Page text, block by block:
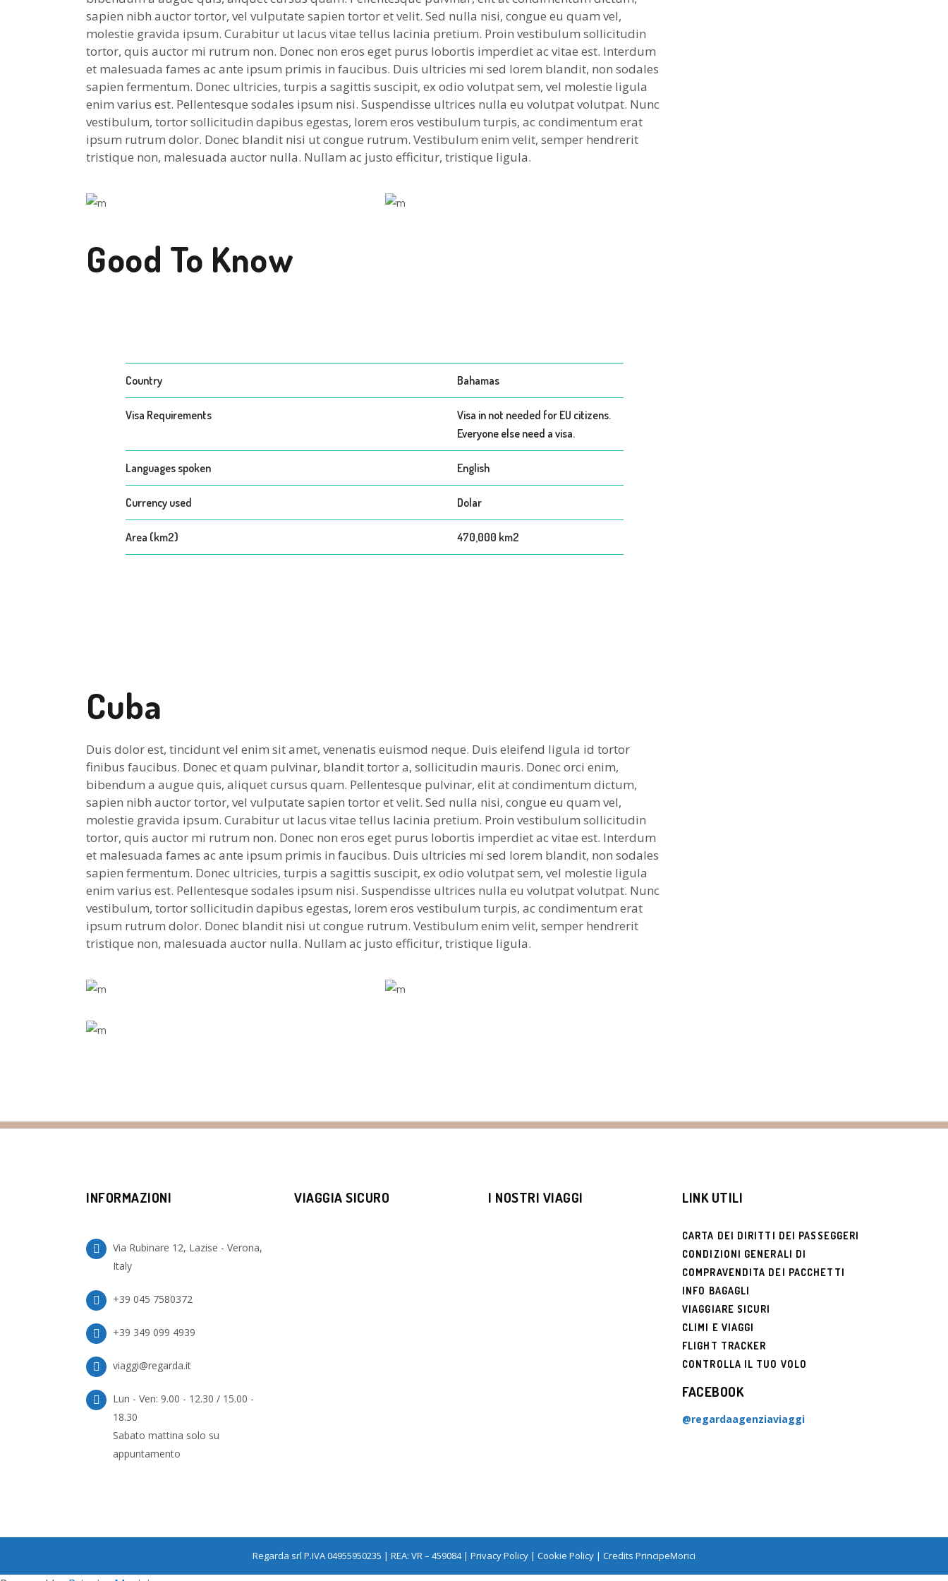
sapien nibh auctor tortor, vel vulputate sapien tortor et velit. Sed nulla nisi, congue eu quam vel,
molestie gravida ipsum. Curabitur ut lacus vitae tellus lacinia pretium. Proin vestibulum sollicitudin
tortor, quis auctor mi rutrum non. Donec non eros eget purus lobortis imperdiet ac vitae est. Interdum
et malesuada fames ac ante ipsum primis in faucibus. Duis ultricies mi sed lorem blandit, non sodales
sapien fermentum. Donec ultricies, turpis a sagittis suscipit, ex odio volutpat sem, vel molestie ligula
enim varius est. Pellentesque sodales ipsum nisi. Suspendisse ultrices nulla eu volutpat volutpat. Nunc
vestibulum, tortor sollicitudin dapibus egestas, lorem eros vestibulum turpis, ac condimentum erat
ipsum rutrum dolor. Donec blandit nisi ut congue rutrum. Vestibulum enim velit, semper hendrerit
tristique non, malesuada auctor nulla. Nullam ac justo efficitur, tristique ligula.
Good To Know
Country Bahamas
Visa Requirements
Visa in not needed for EU citizens.
Everyone else need a visa.
Languages spoken English
Currency used Dolar
Area (km2) 470,000 km2
Cuba
Duis dolor est, tincidunt vel enim sit amet, venenatis euismod neque. Duis eleifend ligula id tortor
finibus faucibus. Donec et quam pulvinar, blandit tortor a, sollicitudin mauris. Donec orci enim,
bibendum a augue quis, aliquet cursus quam. Pellentesque pulvinar, elit at condimentum dictum,
sapien nibh auctor tortor, vel vulputate sapien tortor et velit. Sed nulla nisi, congue eu quam vel,
molestie gravida ipsum. Curabitur ut lacus vitae tellus lacinia pretium. Proin vestibulum sollicitudin
tortor, quis auctor mi rutrum non. Donec non eros eget purus lobortis imperdiet ac vitae est. Interdum
et malesuada fames ac ante ipsum primis in faucibus. Duis ultricies mi sed lorem blandit, non sodales
sapien fermentum. Donec ultricies, turpis a sagittis suscipit, ex odio volutpat sem, vel molestie ligula
enim varius est. Pellentesque sodales ipsum nisi. Suspendisse ultrices nulla eu volutpat volutpat. Nunc
vestibulum, tortor sollicitudin dapibus egestas, lorem eros vestibulum turpis, ac condimentum erat
ipsum rutrum dolor. Donec blandit nisi ut congue rutrum. Vestibulum enim velit, semper hendrerit
tristique non, malesuada auctor nulla. Nullam ac justo efficitur, tristique ligula.
INFORMAZIONI
Via Rubinare 12, Lazise - Verona,
Italy
+39 045 7580372
+39 349 099 4939
viaggi@regarda.it
Lun - Ven: 9.00 - 12.30 / 15.00 -
18.30
Sabato mattina solo su
appuntamento
VIAGGIA SICURO I NOSTRI VIAGGI LINK UTILI
CARTA DEI DIRITTI DEI PASSEGGERI
CONDIZIONI GENERALI DI
COMPRAVENDITA DEI PACCHETTI
INFO BAGAGLI
VIAGGIARE SICURI
CLIMI E VIAGGI
FLIGHT TRACKER
CONTROLLA IL TUO VOLO
FACEBOOK
@regardaagenziaviaggi
Regarda srl P.IVA 04955950235 | REA: VR – 459084 | Privacy Policy | Cookie Policy | Credits PrincipeMorici